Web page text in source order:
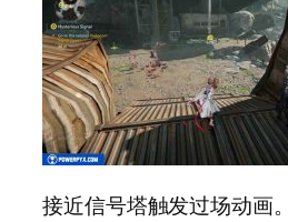
接近信号塔触发过场动画。